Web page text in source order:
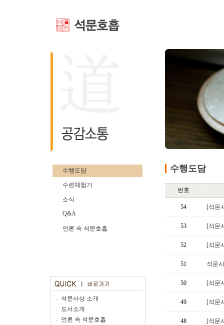
수행도담
수련체험기
소식
Q&A
언론 속 석문호흡
석문사상 소개
도서소개
언론 속 석문호흡
수행도담
번호
54 [석문
53 [석문
52 [석문
51 석문
50 [석문
49 [석문
48 [석문